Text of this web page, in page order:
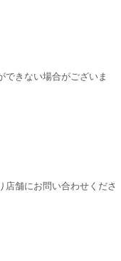
できない場合がございま
店舗にお問い合わせくださ